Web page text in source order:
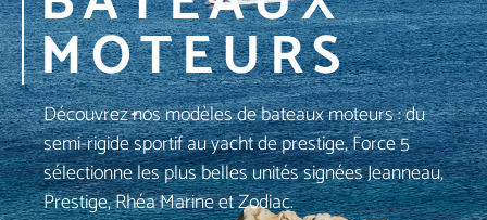
MOTEURS
Découvrez nos modèles de bateaux moteurs : du
semi-rigide sportif au yacht de prestige, Force 5
sélectionne les plus belles unités signées Jeanneau,
Prestige, Rhéa Marine et Zodiac.